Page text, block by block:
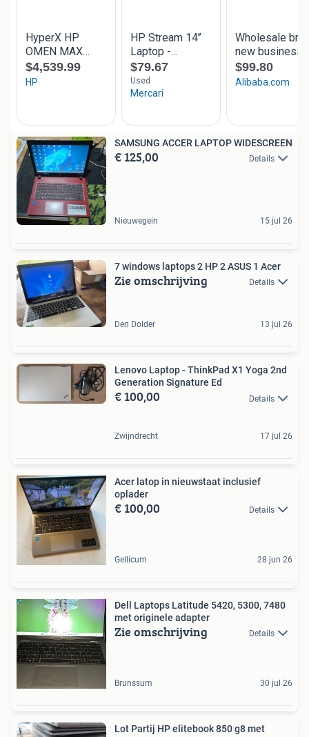
SAMSUNG ACCER LAPTOP WIDESCREEN
€ 125,00 Details
Nieuwegein 15 jul 26
7 windows laptops 2 HP 2 ASUS 1 Acer
Zie omschrijving Details
Den Dolder 13 jul 26
Lenovo Laptop - ThinkPad X1 Yoga 2nd
Generation Signature Ed
€ 100,00 Details
Zwijndrecht 17 jul 26
Acer latop in nieuwstaat inclusief
oplader
€ 100,00 Details
Gellicum 28 jun 26
Dell Laptops Latitude 5420, 5300, 7480
met originele adapter
Zie omschrijving Details
Brunssum 30 jul 26
Lot Partij HP elitebook 850 g8 met